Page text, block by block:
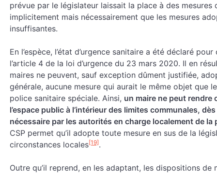
prévue par le législateur laissait la place à des
implicitement mais nécessairement que les mesures
insuffisantes.
En l’espèce, l’état d’urgence sanitaire a été déclaré
l’article 4 de la loi d’urgence du 23 mars 2020. Il en
maires ne peuvent, sauf exception dûment justifiée,
générale, aucune mesure qui aurait le même objet que
police sanitaire spéciale. Ainsi, un maire ne peut rendre
l’espace public à l’intérieur des limites communales,
nécessaire par les autorités en charge localement de la
CSP permet qu’il adopte toute mesure en sus de la
circonstances locales[19].
Outre qu’il reprend, en les adaptant, les dispositions